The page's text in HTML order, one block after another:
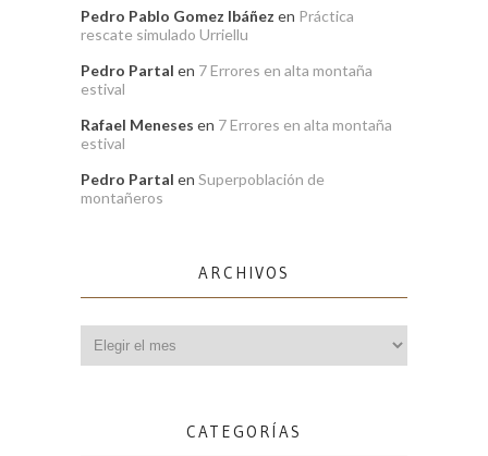
Pedro Pablo Gomez Ibáñez en Práctica
rescate simulado Urriellu
Pedro Partal en 7 Errores en alta montaña
estival
Rafael Meneses en 7 Errores en alta montaña
estival
Pedro Partal en Superpoblación de
montañeros
ARCHIVOS
CATEGORÍAS